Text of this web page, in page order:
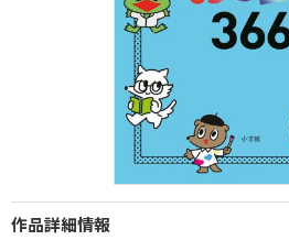
作品詳細情報